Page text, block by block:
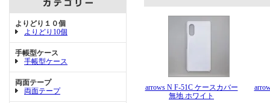
よりどり１０個
よりどり10個
手帳型ケース
手帳型ケース
両面テープ
両面テープ
arrows N F-51C ケースカバー
無地 ホワイト